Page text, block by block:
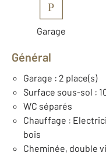
P
Garage
Général
Garage : 2 place(s)
Surface sous-sol :
WC séparés
Chauffage :
bois
Cheminée, double